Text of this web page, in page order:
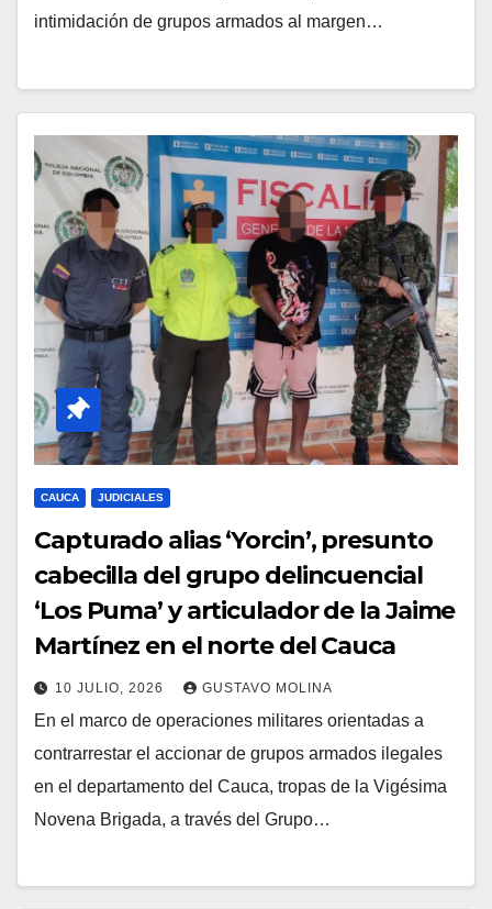
intimidación de grupos armados al margen…
CAUCA JUDICIALES
Capturado alias ‘Yorcin’, presunto
cabecilla del grupo delincuencial
‘Los Puma’ y articulador de la Jaime
Martínez en el norte del Cauca
10 JULIO, 2026 GUSTAVO MOLINA
En el marco de operaciones militares orientadas a
contrarrestar el accionar de grupos armados ilegales
en el departamento del Cauca, tropas de la Vigésima
Novena Brigada, a través del Grupo…